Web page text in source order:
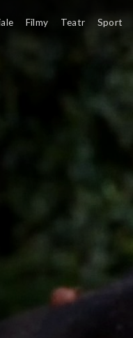
Filmy Teatr Sport